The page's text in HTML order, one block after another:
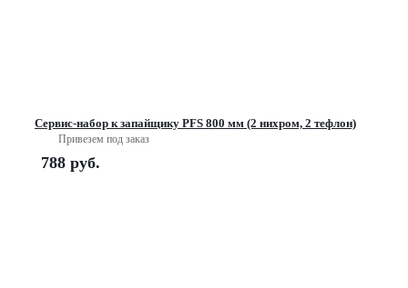
Сервис-набор к запайщику PFS 800 мм (2 нихром, 2 тефлон)
Привезем под заказ
788 руб.